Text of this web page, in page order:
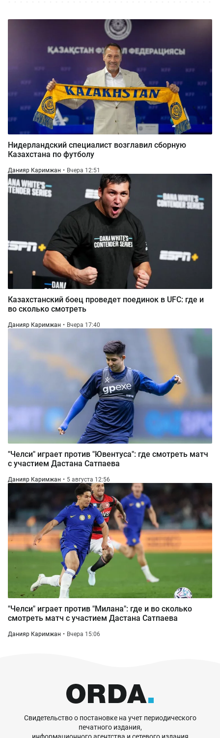
Нидерландский специалист возглавил сборную
Казахстана по футболу
Данияр Каримжан Вчера 12:51
Казахстанский боец проведет поединок в UFC: где и
во сколько смотреть
Данияр Каримжан Вчера 17:40
"Челси" играет против "Ювентуса": где смотреть матч
с участием Дастана Сатпаева
Данияр Каримжан 5 августа 12:56
"Челси" играет против "Милана": где и во сколько
смотреть матч с участием Дастана Сатпаева
Данияр Каримжан Вчера 15:06
Свидетельство о постановке на учет периодического
печатного издания,